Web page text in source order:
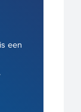
een